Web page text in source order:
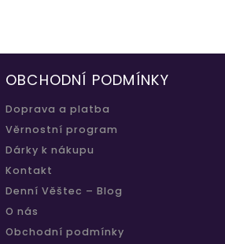
OBCHODNÍ PODMÍNKY
Doprava a platba
Věrnostní program
Dárky k nákupu
Kontakt
Denní Věštec – Blog
O nás
Obchodní podmínky